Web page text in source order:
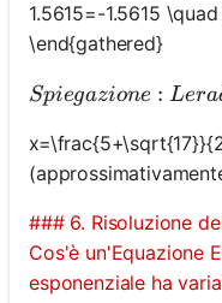
1.5615=-1.5615
\end{gathered}
Spiegazione : Lera
### 6. Risoluzione
Cos'è un'Equazione
esponenziale ha